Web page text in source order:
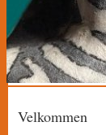
Velkommen